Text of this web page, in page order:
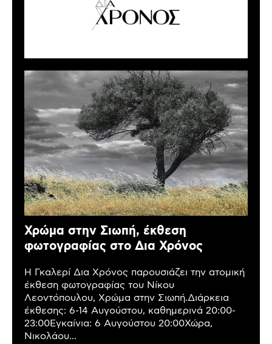
Χρώμα στην Σιωπή, έκθεση
φωτογραφίας στο Δια Χρόνος
Η Γκαλερί Δια Χρόνος παρουσιάζει την ατομική
έκθεση φωτογραφίας του Νίκου
Λεοντόπουλου, Χρώμα στην Σιωπή.Διάρκεια
έκθεσης: 6-14 Αυγούστου, καθημερινά 20:00-
23:00Εγκαίνια: 6 Αυγούστου 20:00Χώρα,
Νικολάου...